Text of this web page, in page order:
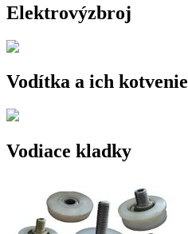
Elektrovýzbroj
Vodítka a ich kotvenie
Vodiace kladky